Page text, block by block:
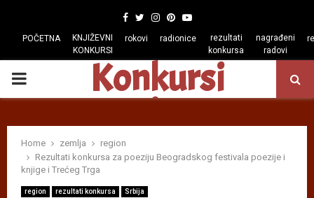
Facebook
TwitterInstagram
Pinterest
Youtube
POČETNA
KNJIŽEVNI
KONKURSI
rokovi radionice
rezultati
konkursa
nagrađeni
radovi
PRIMARY
Konkursi
regiona
Home zemlja
region
Rezultati konkursa za poeziju Beogradskog festivala poezije i
knjige i Trećeg Trga
region rezultati konkursa Srbija